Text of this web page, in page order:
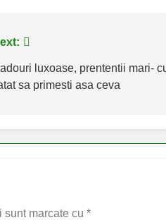
luxoase, prententii mari-
sa primesti asa ceva
marcate cu *